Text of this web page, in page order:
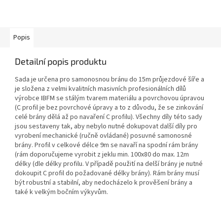
Popis
Detailní popis produktu
Sada je určena pro samonosnou bránu do 15m průjezdové šíře a
je složena z velmi kvalitních masivních profesionálních dílů
výrobce IBFM se stálým tvarem materiálu a povrchovou úpravou
(C profil je bez povrchové úpravy a to z důvodu, že se zinkování
celé brány dělá až po navaření C profilu). Všechny díly této sady
jsou sestaveny tak, aby nebylo nutné dokupovat další díly pro
vyrobení mechanické (ručně ovládané) posuvné samonosné
brány. Profil v celkové délce 9m se navaří na spodní rám brány
(rám doporučujeme vyrobit z jeklu min. 100x80 do max. 12m
délky (dle délky profilu. V případě použití na delší brány je nutné
dokoupit C profil do požadované délky brány). Rám brány musí
být robustní a stabilní, aby nedocházelo k prověšení brány a
také k velkým bočním výkyvům.